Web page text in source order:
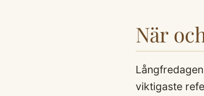
När
viktigaste